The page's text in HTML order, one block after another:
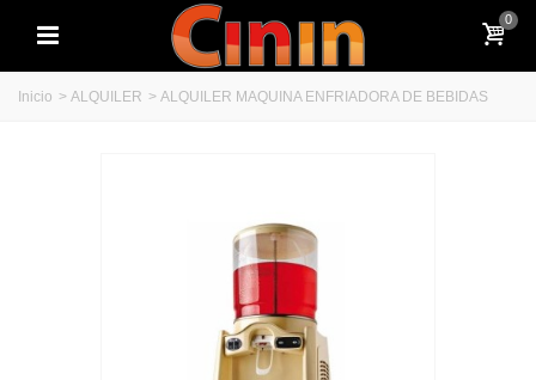
0
Inicio > ALQUILER > ALQUILER MAQUINA ENFRIADORA DE BEBIDAS